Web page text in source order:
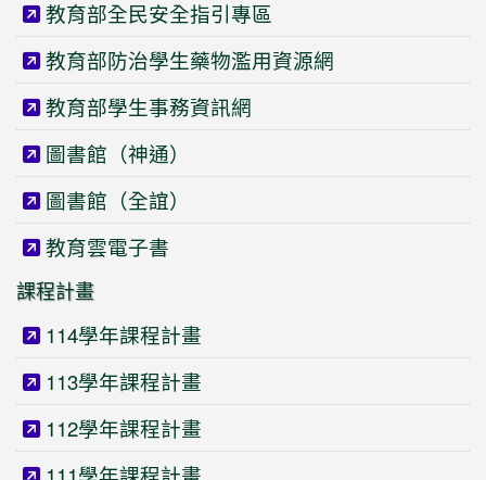
教育部全民安全指引專區
教育部防治學生藥物濫用資源網
教育部學生事務資訊網
圖書館（神通）
圖書館（全誼）
教育雲電子書
課程計畫
114學年課程計畫
113學年課程計畫
112學年課程計畫